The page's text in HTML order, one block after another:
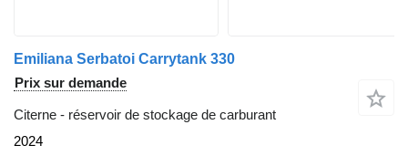
Emiliana Serbatoi Carrytank 330
Prix sur demande
Citerne - réservoir de stockage de carburant
2024